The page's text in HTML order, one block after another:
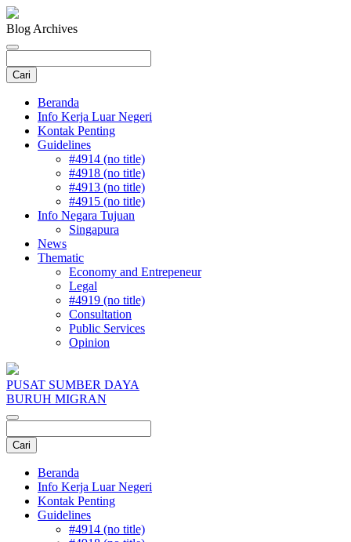
Blog Archives
Beranda
Info Kerja Luar Negeri
Kontak Penting
Guidelines
#4914 (no title)
#4918 (no title)
#4913 (no title)
#4915 (no title)
Info Negara Tujuan
Singapura
News
Thematic
Economy and Entrepeneur
Legal
#4919 (no title)
Consultation
Public Services
Opinion
PUSAT SUMBER DAYA
BURUH MIGRAN
Beranda
Info Kerja Luar Negeri
Kontak Penting
Guidelines
#4914 (no title)